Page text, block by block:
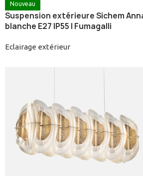
Nouveau
Suspension extérieure Sichem
blanche E27 IP55 | Fumagalli
Eclairage extérieur